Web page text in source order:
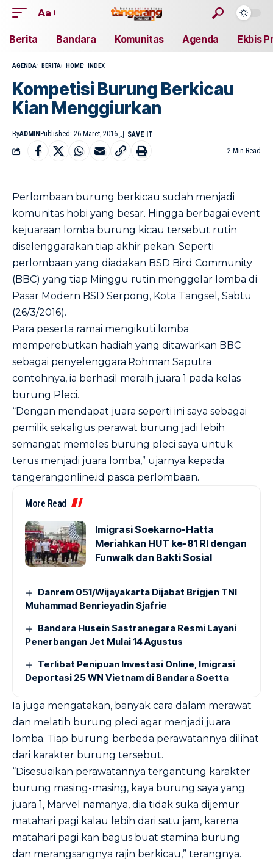
Aa
Berita Bandara Komunitas Agenda Ekbis
AGENDA BERITA HOME INDEX
Kompetisi Burung Berkicau
Kian Menggiurkan
ByADMIN Published: 26 Maret, 2016
2 Min Read
Perlombaan burung berkicau sudah menjadi
komunitas hobi yang besar. Hingga berbagai event
kejuaraan lomba burung kicau tersebut rutin
diselenggarakan tiap akhir pekan. Seperti
perlombaan yang diadakan BSD Bird Community
(BBC) yang tiap Minggu rutin menggelar lomba di
Pasar Modern BSD Serpong, Kota Tangsel, Sabtu
(26/3/2016).
Para peserta ramai mengikuti lomba
memperebutkan hadiah yang ditawarkan BBC
sebagai penyelenggara.Rohman Saputra
contohnya, ia berhasil meraih juara 1 pada kelas
burung Pleci.
“Dengan mendapat juara seperti ini saya sebagai
pemilik sekaligus perawat burung jadi lebih
semangat memoles burung pleci saya untuk
terus menjadi juara lomba,” ujarnya kepada
tangerangonline.id pasca perlombaan.
More Read
Imigrasi Soekarno-Hatta
Meriahkan HUT ke-81 RI dengan
Funwalk dan Bakti Sosial
Danrem 051/Wijayakarta Dijabat Brigjen TNI
Muhammad Benrieyadin Sjafrie
Bandara Husein Sastranegara Resmi Layani
Penerbangan Jet Mulai 14 Agustus
Terlibat Penipuan Investasi Online, Imigrasi
Deportasi 25 WN Vietnam di Bandara Soetta
Ia juga mengatakan, banyak cara dalam merawat
dan melatih burung pleci agar menjadi juara
lomba. Tiap burung berbeda perawatannya dilihat
dari karakter burung tersebut.
“Disesuaikan perawatannya tergantung karakter
burung masing-masing, kaya burung saya yang
juara 1, Marvel namanya, dia tidak suka dijemur
matahari pagi kalau lebih dari satu jam, karena
matahari pagi kan bagus buat stamina burung
dan merangsangnya rajin berkicau,” terangnya.